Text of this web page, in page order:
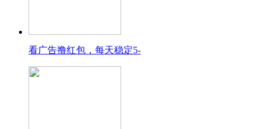
看广告撸红包，每天稳定5-